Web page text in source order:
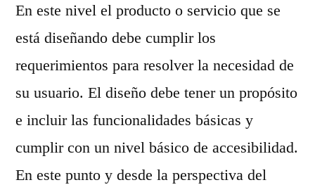
En este nivel el producto o servicio que se
está diseñando debe cumplir los
requerimientos para resolver la necesidad de
su usuario. El diseño debe tener un propósito
e incluir las funcionalidades básicas y
cumplir con un nivel básico de accesibilidad.
En este punto y desde la perspectiva del